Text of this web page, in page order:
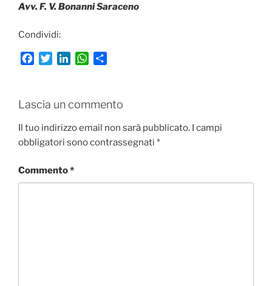
Avv. F. V. Bonanni Saraceno
Condividi:
b
o
o
t
e
r
e
d
I
W
s
A
p
i
v
i
Lascia un commento
Il tuo indirizzo email non sarà pubblicato. I campi
obbligatori sono contrassegnati *
Commento*